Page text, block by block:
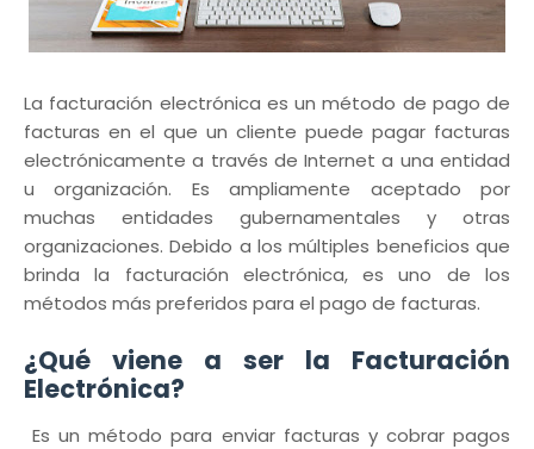
La facturación electrónica es un método de pago de
facturas en el que un cliente puede pagar facturas
electrónicamente a través de Internet a una entidad
u organización. Es ampliamente aceptado por
muchas entidades gubernamentales y otras
organizaciones. Debido a los múltiples beneficios que
brinda la facturación electrónica, es uno de los
métodos más preferidos para el pago de facturas.
¿Qué viene a ser la Facturación
Electrónica?
Es un método para enviar facturas y cobrar pagos